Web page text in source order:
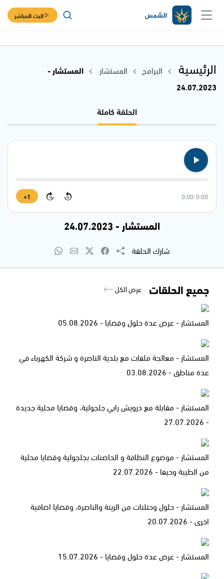
البث المباشر
الرئيسية البرامج المستشار
المستشار -
24.07.2023
الحلقة كاملة
0:00
/
0:00
15
15
1×
المستشار - 24.07.2023
شارك الحلقة
جميع الحلقات عرض الكل
المستشار - عرض عدة حلول وقضايا - 05.08.2026
المستشار - معالجة ملفات مع بلدية الناصرة و شركة الكهرباء في
عدة مناطق - 03.08.2026
المستشار - مقابلة مع درويش رابي جلجولية، وقضايا محلية جديدة
- 27.07.2026
المستشار - موضوع النظافة و الحاضنات بجلجولية وقضايا محلية
من الطيبة وحيفا - 22.07.2026
المستشار - حلول وحتلنات من الرينة والناصرة، وقضايا اضافية
اخرى - 20.07.2026
المستشار - عرض عدة حلول وقضايا - 15.07.2026